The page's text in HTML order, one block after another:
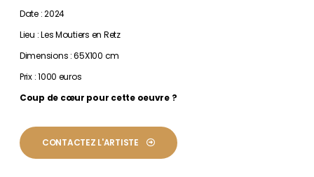
Date : 2024
Lieu : Les Moutiers en Retz
Dimensions : 65X100 cm
Prix : 1000 euros
Coup de cœur pour cette oeuvre ?
CONTACTEZ L'ARTISTE